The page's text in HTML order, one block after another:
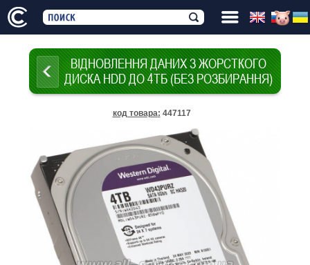
ВІДНОВЛЕННЯ ДАНИХ З ЖОРСТКОГО
ДИСКА HDD ДО 4ТБ (БЕЗ РОЗБИРАННЯ)
код товара: 447117